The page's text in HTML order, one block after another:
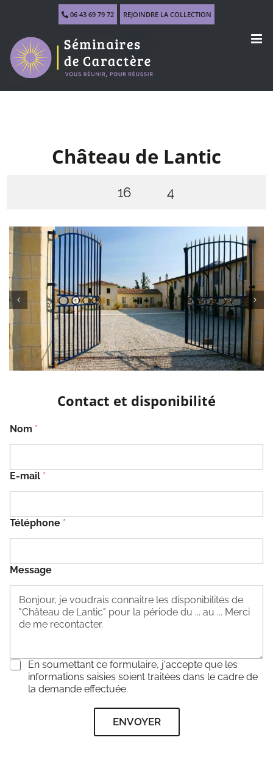
06 43 69 79 72 REJOINDRE LA COLLECTION
Château de Lantic
16 4
Contact et disponibilité
Nom *
E-mail *
Téléphone *
Message
C
En soumettant ce formulaire, j'accepte que les
informations saisies soient traitées dans le cadre de
la demande effectuée.
ENVOYER